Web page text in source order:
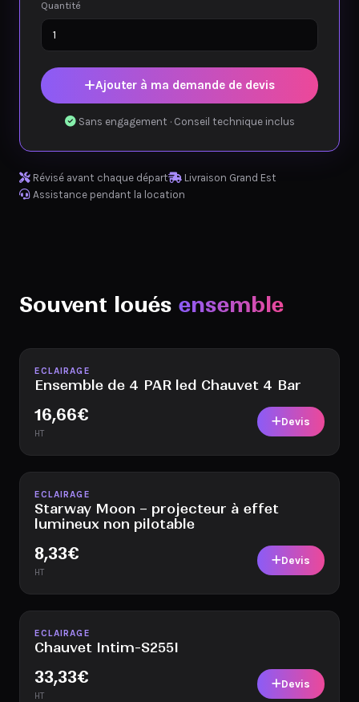
Quantité
Ajouter à ma demande de devis
Sans engagement · Conseil technique inclus
Révisé avant chaque départ
Livraison Grand Est
Assistance pendant la location
Souvent loués ensemble
Disponible
ECLAIRAGE
Ensemble de 4 PAR led Chauvet 4 Bar
16,66€
HT
Devis
Disponible
ECLAIRAGE
Starway Moon – projecteur à effet
lumineux non pilotable
8,33€
HT
Devis
Disponible
ECLAIRAGE
Chauvet Intim-S255I
33,33€
HT
Devis